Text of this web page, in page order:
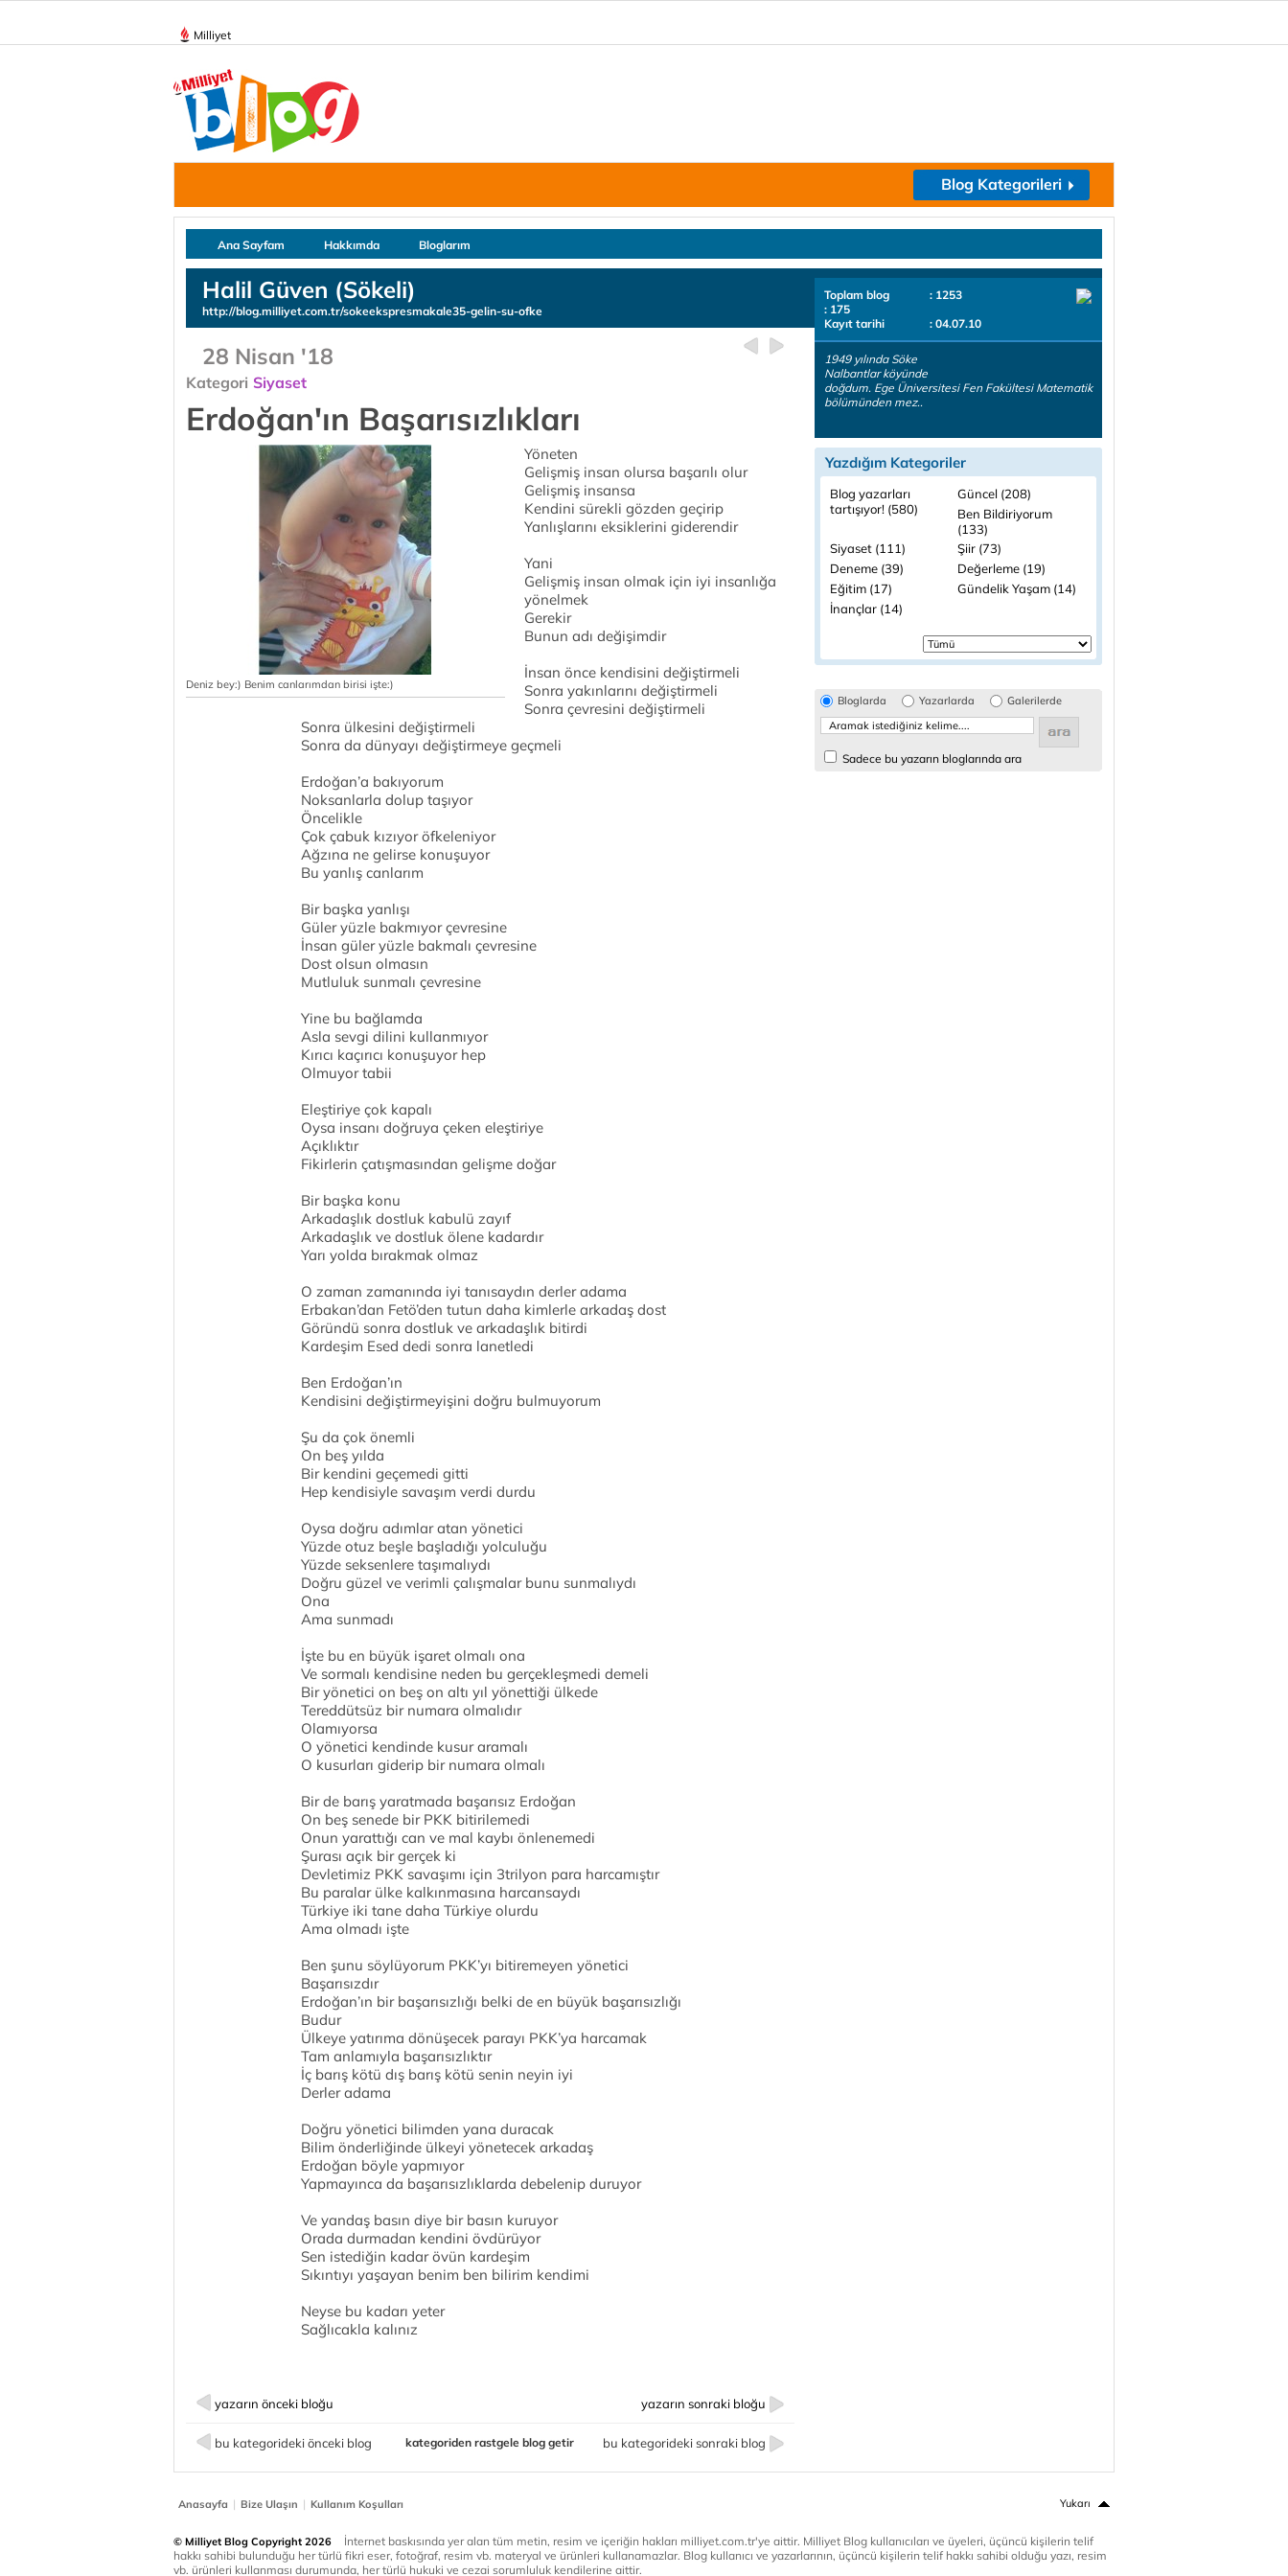
Milliyet
Blog Kategorileri
Ana Sayfam Hakkımda Bloglarım
Halil Güven (Sökeli)
http://blog.milliyet.com.tr/sokeekspresmakale35-gelin-su-ofke
28 Nisan '18
Kategori Siyaset
Erdoğan'ın Başarısızlıkları
Deniz bey:) Benim canlarımdan birisi işte:)
Yöneten
Gelişmiş insan olursa başarılı olur
Gelişmiş insansa
Kendini sürekli gözden geçirip
Yanlışlarını eksiklerini giderendir
Yani
Gelişmiş insan olmak için iyi insanlığa
yönelmek
Gerekir
Bunun adı değişimdir
İnsan önce kendisini değiştirmeli
Sonra yakınlarını değiştirmeli
Sonra çevresini değiştirmeli
Sonra ülkesini değiştirmeli
Sonra da dünyayı değiştirmeye geçmeli
Erdoğan’a bakıyorum
Noksanlarla dolup taşıyor
Öncelikle
Çok çabuk kızıyor öfkeleniyor
Ağzına ne gelirse konuşuyor
Bu yanlış canlarım
Bir başka yanlışı
Güler yüzle bakmıyor çevresine
İnsan güler yüzle bakmalı çevresine
Dost olsun olmasın
Mutluluk sunmalı çevresine
Yine bu bağlamda
Asla sevgi dilini kullanmıyor
Kırıcı kaçırıcı konuşuyor hep
Olmuyor tabii
Eleştiriye çok kapalı
Oysa insanı doğruya çeken eleştiriye
Açıklıktır
Fikirlerin çatışmasından gelişme doğar
Bir başka konu
Arkadaşlık dostluk kabulü zayıf
Arkadaşlık ve dostluk ölene kadardır
Yarı yolda bırakmak olmaz
O zaman zamanında iyi tanısaydın derler adama
Erbakan’dan Fetö’den tutun daha kimlerle arkadaş dost
Göründü sonra dostluk ve arkadaşlık bitirdi
Kardeşim Esed dedi sonra lanetledi
Ben Erdoğan’ın
Kendisini değiştirmeyişini doğru bulmuyorum
Şu da çok önemli
On beş yılda
Bir kendini geçemedi gitti
Hep kendisiyle savaşım verdi durdu
Oysa doğru adımlar atan yönetici
Yüzde otuz beşle başladığı yolculuğu
Yüzde seksenlere taşımalıydı
Doğru güzel ve verimli çalışmalar bunu sunmalıydı
Ona
Ama sunmadı
İşte bu en büyük işaret olmalı ona
Ve sormalı kendisine neden bu gerçekleşmedi demeli
Bir yönetici on beş on altı yıl yönettiği ülkede
Tereddütsüz bir numara olmalıdır
Olamıyorsa
O yönetici kendinde kusur aramalı
O kusurları giderip bir numara olmalı
Bir de barış yaratmada başarısız Erdoğan
On beş senede bir PKK bitirilemedi
Onun yarattığı can ve mal kaybı önlenemedi
Şurası açık bir gerçek ki
Devletimiz PKK savaşımı için 3trilyon para harcamıştır
Bu paralar ülke kalkınmasına harcansaydı
Türkiye iki tane daha Türkiye olurdu
Ama olmadı işte
Ben şunu söylüyorum PKK’yı bitiremeyen yönetici
Başarısızdır
Erdoğan’ın bir başarısızlığı belki de en büyük başarısızlığı
Budur
Ülkeye yatırıma dönüşecek parayı PKK’ya harcamak
Tam anlamıyla başarısızlıktır
İç barış kötü dış barış kötü senin neyin iyi
Derler adama
Doğru yönetici bilimden yana duracak
Bilim önderliğinde ülkeyi yönetecek arkadaş
Erdoğan böyle yapmıyor
Yapmayınca da başarısızlıklarda debelenip duruyor
Ve yandaş basın diye bir basın kuruyor
Orada durmadan kendini övdürüyor
Sen istediğin kadar övün kardeşim
Sıkıntıyı yaşayan benim ben bilirim kendimi
Neyse bu kadarı yeter
Sağlıcakla kalınız
yazarın önceki bloğu yazarın sonraki bloğu
bu kategorideki önceki blog bu kategorideki sonraki blog
kategoriden rastgele blog getir
Toplam blog
: 1253
: 175
Kayıt tarihi
: 04.07.10
1949 yılında Söke
Nalbantlar köyünde
doğdum. Ege Üniversitesi Fen Fakültesi Matematik
bölümünden mez..
Yazdığım Kategoriler
Blog yazarları
tartışıyor! (580)
Güncel (208)
Ben Bildiriyorum
(133)
Siyaset (111)
Şiir (73)
Deneme (39)
Değerleme (19)
Eğitim (17)
Gündelik Yaşam (14)
İnançlar (14)
Bloglarda Yazarlarda Galerilerde
Sadece bu yazarın bloglarında ara
Anasayfa | Bize Ulaşın | Kullanım Koşulları Yukarı
© Milliyet Blog Copyright 2026
İnternet baskısında yer alan tüm metin, resim ve içeriğin hakları milliyet.com.tr'ye aittir. Milliyet Blog kullanıcıları ve üyeleri, üçüncü kişilerin telif
hakkı sahibi bulunduğu her türlü fikri eser, fotoğraf, resim vb. materyal ve ürünleri kullanamazlar. Blog kullanıcı ve yazarlarının, üçüncü kişilerin telif hakkı sahibi olduğu yazı, resim
vb. ürünleri kullanması durumunda, her türlü hukuki ve cezai sorumluluk kendilerine aittir.